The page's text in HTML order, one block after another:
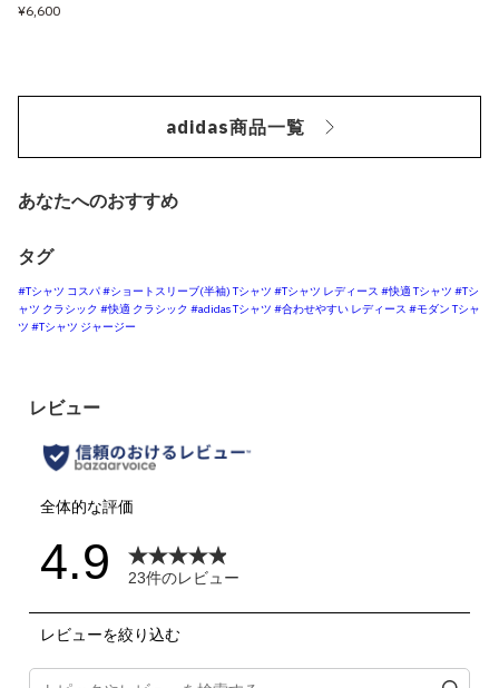
¥6,600
adidas商品一覧
あなたへのおすすめ
タグ
#Tシャツ コスパ#ショートスリーブ(半袖) Tシャツ #Tシャツ レディース #快適 Tシャツ #Tシ
ャツ クラシック #快適 クラシック #adidas Tシャツ #合わせやすい レディース #モダン Tシャ
ツ #Tシャツ ジャージー